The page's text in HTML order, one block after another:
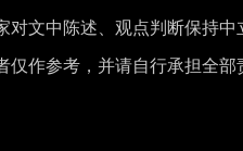
文中陈述、观点判断保持中
仅作参考，并请自行承担全部